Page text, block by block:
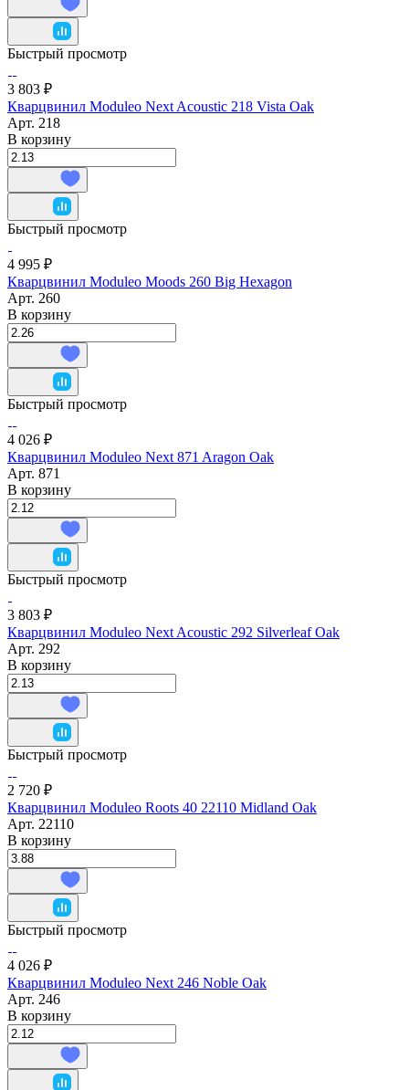
Быстрый просмотр
3 803 ₽
Кварцвинил Moduleo Next Acoustic 218 Vista Oak
Арт. 218
В корзину
Быстрый просмотр
4 995 ₽
Кварцвинил Moduleo Moods 260 Big Hexagon
Арт. 260
В корзину
Быстрый просмотр
4 026 ₽
Кварцвинил Moduleo Next 871 Aragon Oak
Арт. 871
В корзину
Быстрый просмотр
3 803 ₽
Кварцвинил Moduleo Next Acoustic 292 Silverleaf Oak
Арт. 292
В корзину
Быстрый просмотр
2 720 ₽
Кварцвинил Moduleo Roots 40 22110 Midland Oak
Арт. 22110
В корзину
Быстрый просмотр
4 026 ₽
Кварцвинил Moduleo Next 246 Noble Oak
Арт. 246
В корзину